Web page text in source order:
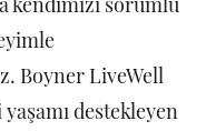
Boyner LiveWell
destekleyen